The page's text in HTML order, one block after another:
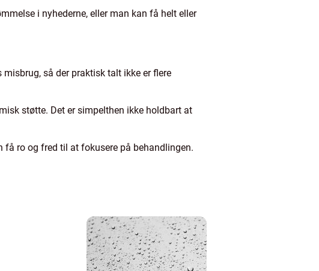
i nyhederne, eller man kan få helt eller
så der praktisk talt ikke er flere
støtte. Det er simpelthen ikke holdbart at
få ro og fred til at fokusere på behandlingen.